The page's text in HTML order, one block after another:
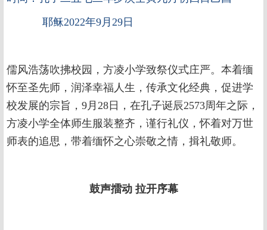
耶稣2022年9月29日
儒风浩荡吹拂校园，方凌小学致祭仪式庄严。本着缅
怀至圣先师，润泽幸福人生，传承文化经典，促进学
校发展的宗旨，9月28日，在孔子诞辰2573周年之际，
方凌小学全体师生服装整齐，谨行礼仪，怀着对万世
师表的追思，带着缅怀之心崇敬之情，揖礼敬师。
鼓声擂动 拉开序幕